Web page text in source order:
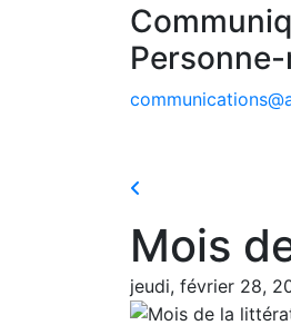
Mois
jeudi, février 28,